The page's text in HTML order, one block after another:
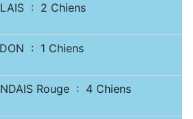
: 2 Chiens
: 1 Chiens
Rouge : 4 Chiens